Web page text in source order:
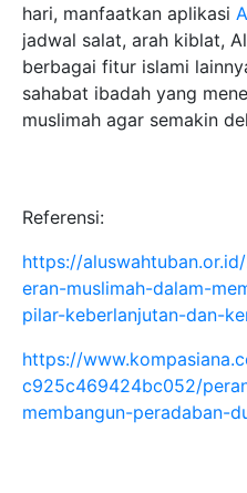
hari, manfaatkan aplikasi
jadwal salat, arah kiblat,
berbagai fitur islami
sahabat ibadah yang
muslimah agar semakin
Referensi:
https://
eran-muslimah-dalam-
pilar-keberlanjutan-dan-
https://
c925c469424bc052/
membangun-peradaban-